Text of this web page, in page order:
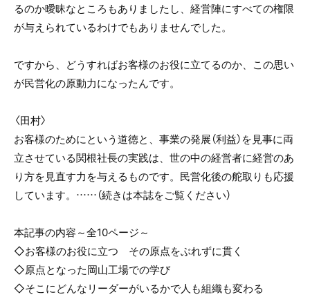
るのか曖昧なところもありましたし、経営陣にすべての権限
が与えられているわけでもありませんでした。
ですから、どうすればお客様のお役に立てるのか、この思い
が民営化の原動力になったんです。
〈田村〉
お客様のためにという道徳と、事業の発展（利益）を見事に両
立させている関根社長の実践は、世の中の経営者に経営のあ
り方を見直す力を与えるものです。民営化後の舵取りも応援
しています。……（続きは本誌をご覧ください）
本記事の内容～全10ページ～
◇お客様のお役に立つ その原点をぶれずに貫く
◇原点となった岡山工場での学び
◇そこにどんなリーダーがいるかで人も組織も変わる